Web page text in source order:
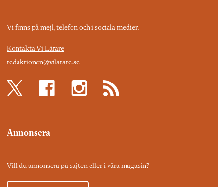
Vi finns på mejl, telefon och i sociala medier.
Kontakta Vi Lärare
redaktionen@vilarare.se
Annonsera
Vill du annonsera på sajten eller i våra magasin?